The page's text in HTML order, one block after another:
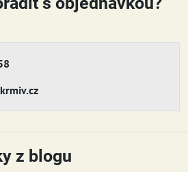
z blogu